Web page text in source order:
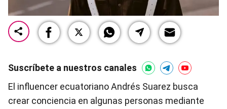
Suscríbete a nuestros canales
El influencer ecuatoriano Andrés Suarez busca
crear conciencia en algunas personas mediante